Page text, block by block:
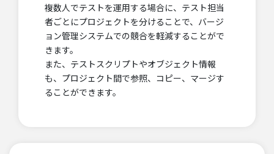
複数人でテストを運用する場合に、テスト担当
者ごとにプロジェクトを分けることで、バージ
ョン管理システムでの競合を軽減することがで
きます。
また、テストスクリプトやオブジェクト情報
も、プロジェクト間で参照、コピー、マージす
ることができます。